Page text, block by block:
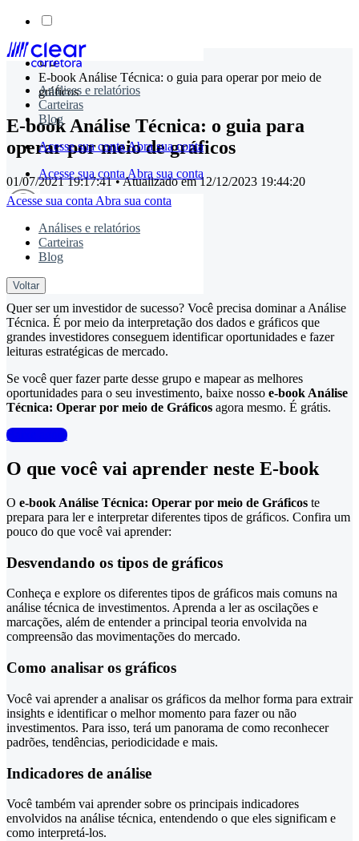
Skip
content
Análises e relatórios
Carteiras
Blog
Acesse sua contaAbra sua conta
Acesse sua conta Abra sua conta
Acesse sua conta Abra sua conta
Análises e relatórios
Carteiras
Blog
Voltar
E-book Análise Técnica: o guia para operar por meio de
gráficos
E-book Análise Técnica: o guia para
operar por meio de gráficos
01/07/2021 19:17:41• Atualizado em12/12/2023 19:44:20
timemaster
Compartilhe:
Quer ser um investidor de sucesso? Você precisa dominar a Análise
Técnica. É por meio da interpretação dos dados e gráficos que
grandes investidores conseguem identificar oportunidades e fazer
leituras estratégicas de mercado.
Se você quer fazer parte desse grupo e mapear as melhores
oportunidades para o seu investimento, baixe nosso e-book Análise
Técnica: Operar por meio de Gráficos agora mesmo. É grátis.
Baixe agora
O que você vai aprender neste E-book
O e-book Análise Técnica: Operar por meio de Gráficos te
prepara para ler e interpretar diferentes tipos de gráficos. Confira um
pouco do que você vai aprender:
Desvendando os tipos de gráficos
Conheça e explore os diferentes tipos de gráficos mais comuns na
análise técnica de investimentos. Aprenda a ler as oscilações e
marcações, além de entender a principal teoria envolvida na
compreensão das movimentações do mercado.
Como analisar os gráficos
Você vai aprender a analisar os gráficos da melhor forma para extrair
insights e identificar o melhor momento para fazer ou não
investimentos. Para isso, terá um panorama de como reconhecer
padrões, tendências, periodicidade e mais.
Indicadores de análise
Você também vai aprender sobre os principais indicadores
envolvidos na análise técnica, entendendo o que eles significam e
como interpretá-los.